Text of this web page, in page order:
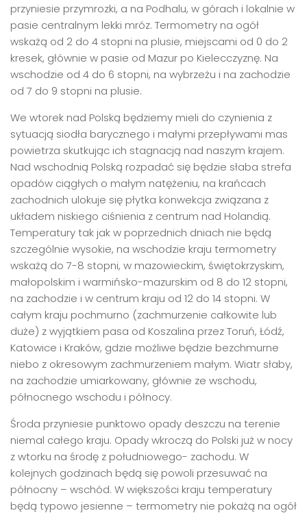
przyniesie przymrozki, a na Podhalu, w górach i lokalnie w
pasie centralnym lekki mróz. Termometry na ogół
wskażą od 2 do 4 stopni na plusie, miejscami od 0 do 2
kresek, głównie w pasie od Mazur po Kielecczyznę. Na
wschodzie od 4 do 6 stopni, na wybrzeżu i na zachodzie
od 7 do 9 stopni na plusie.
We wtorek nad Polską będziemy mieli do czynienia z
sytuacją siodła barycznego i małymi przepływami mas
powietrza skutkując ich stagnacją nad naszym krajem.
Nad wschodnią Polską rozpadać się będzie słaba strefa
opadów ciągłych o małym natężeniu, na krańcach
zachodnich ulokuje się płytka konwekcja związana z
układem niskiego ciśnienia z centrum nad Holandią.
Temperatury tak jak w poprzednich dniach nie będą
szczególnie wysokie, na wschodzie kraju termometry
wskażą do 7-8 stopni, w mazowieckim, świętokrzyskim,
małopolskim i warmińsko-mazurskim od 8 do 12 stopni,
na zachodzie i w centrum kraju od 12 do 14 stopni. W
całym kraju pochmurno (zachmurzenie całkowite lub
duże) z wyjątkiem pasa od Koszalina przez Toruń, Łódź,
Katowice i Kraków, gdzie możliwe będzie bezchmurne
niebo z okresowym zachmurzeniem małym. Wiatr słaby,
na zachodzie umiarkowany, głównie ze wschodu,
północnego wschodu i północy.
Środa przyniesie punktowo opady deszczu na terenie
niemal całego kraju. Opady wkroczą do Polski już w nocy
z wtorku na środę z południowego- zachodu. W
kolejnych godzinach będą się powoli przesuwać na
północny – wschód. W większości kraju temperatury
będą typowo jesienne – termometry nie pokażą na ogół